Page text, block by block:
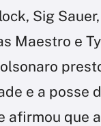
Sig
Maestro e
e a posse
afirmou que a